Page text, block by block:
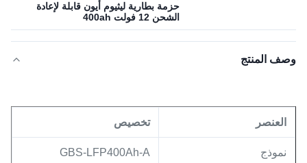
حزمة بطارية ليثيوم أيون قابلة لإعادة
الشحن 12 فولت 400ah
وصف المنتج
العنصر تخصيص
نموذج GBS-LFP400Ah-A